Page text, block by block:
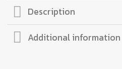
(R+L)
quantity
Description
Additional information